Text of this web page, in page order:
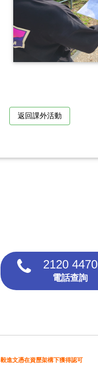
返回課外活動
2120 4470
電話查詢
毅進文憑在資歷架構下獲得認可